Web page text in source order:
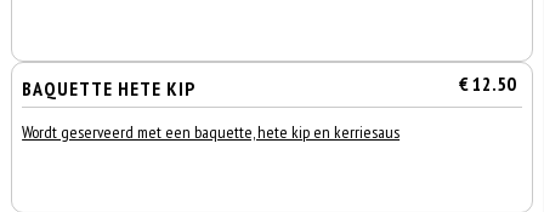
BAQUETTE HETE KIP € 12.50
Wordt geserveerd met een baquette, hete kip en kerriesaus